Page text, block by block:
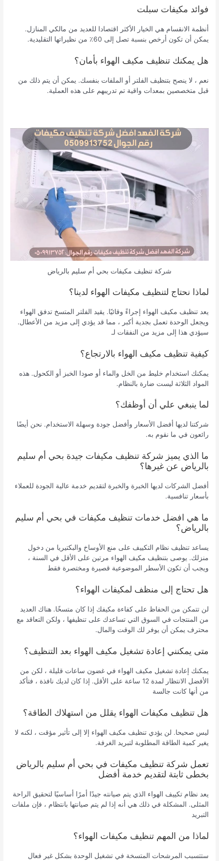
فوائد مكيفات سبلت
أنظمة الانقسام هي الخيار الأكثر اقتصادا للعديد من مالكي المنازل.
يمكن أن تكون أرخص بنسبة تصل إلى 60٪ من نظيراتها التقليدية.
هل يمكنك تنظيف مكيف الهواء بأمان؟
نعم ، لا ينصح بتنظيف الفلتر أو الملفات بنفسك. يمكن أن يتم ذلك من
قبل متخصصين بمعدات واقية تم تدريبهم على هذه العملية.
شركة تنظيف مكيفات بحي أم سليم بالرياض
لماذا نحتاج لتنظيف مكيفات الهواء لدينا؟
يعد تنظيف مكيف الهواء إجراءً وقائيًا. يقيد الفلتر المتسخ تدفق الهواء
ويجعل الوحدة تعمل بجدية أكبر ، مما قد يؤدي إلى مزيد من الأعطال.
سيؤدي هذا إلى مزيد من النفقات لـ
كيفية تنظيف مكيف الهواء بالارتجاع؟
يمكنك استخدام خليط من الخل والماء أو صودا الخبز أو الكحول. هذه
المواد الثلاثة ليست ضارة بالنظام.
لما ينبغي علي أن أوظفك؟
شركتنا لديها أفضل الأسعار وأفضل جودة وسهلة الاستخدام. نحن أيضًا
رائعون في ما نقوم به.
ما الذي يميز شركة تنظيف مكيفات جيدة بحي أم سليم
بالرياض عن غيرها؟
أفضل الشركات لديها الخبرة والخبرة لتقديم خدمة عالية الجودة للعملاء
بأسعار تنافسية.
ما هي افضل خدمات تنظيف مكيفات في بحي أم سليم
بالرياض؟
يساعد تنظيف نظام التكييف على منع الأوساخ والبكتيريا من دخول
منزلك. يوصى بتنظيف مكيف الهواء مرتين على الأقل في السنة ،
ويجب أن تكون الأسطر الموضوعية قصيرة ومختصرة فقط
هل تحتاج إلى منظف لمكيفات الهواء؟
لن تتمكن من الحفاظ على كفاءة مكيفك إذا كان متسخًا. هناك العديد
من المنتجات في السوق التي تساعدك على تنظيفها ، ولكن التعاقد مع
محترف يمكن أن يوفر لك الوقت والمال.
متى يمكنني إعادة تشغيل مكيف الهواء بعد التنظيف؟
يمكنك إعادة تشغيل مكيف الهواء في غضون ساعات قليلة ، لكن من
الأفضل الانتظار لمدة 12 ساعة على الأقل. إذا كان لديك نافذة ، فتأكد
من أنها كانت جالسة
هل تنظيف مكيفات الهواء يقلل من استهلاك الطاقة؟
ليس صحيحا. لن يؤدي تنظيف مكيف الهواء إلا إلى تأثير مؤقت ، لكنه لا
يغير كمية الطاقة المطلوبة لتبريد الغرفة.
تعمل شركة تنظيف مكيفات في بحي أم سليم بالرياض
بخطى ثابتة لتقديم خدمة أفضل
يعد نظام تكييف الهواء الذي يتم صيانته جيدًا أمرًا أساسيًا لتحقيق الراحة
المثلى. المشكلة في ذلك هي أنه إذا لم يتم صيانتها بانتظام ، فإن ملفات
التبريد
لماذا من المهم تنظيف مكيفات الهواء؟
ستتسبب المرشحات المتسخة في تشغيل الوحدة بشكل غير فعال